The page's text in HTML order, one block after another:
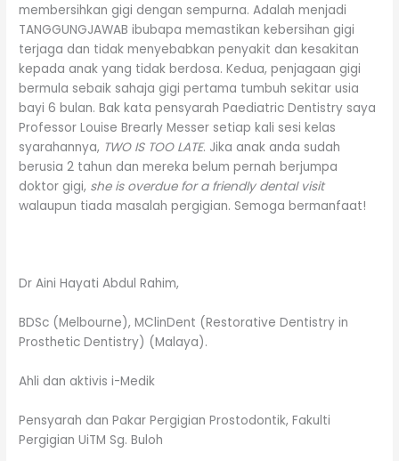
membersihkan gigi dengan sempurna. Adalah menjadi
TANGGUNGJAWAB ibubapa memastikan kebersihan gigi
terjaga dan tidak menyebabkan penyakit dan kesakitan
kepada anak yang tidak berdosa. Kedua, penjagaan gigi
bermula sebaik sahaja gigi pertama tumbuh sekitar usia
bayi 6 bulan. Bak kata pensyarah Paediatric Dentistry saya
Professor Louise Brearly Messer setiap kali sesi kelas
syarahannya, TWO IS TOO LATE. Jika anak anda sudah
berusia 2 tahun dan mereka belum pernah berjumpa
doktor gigi, she is overdue for a friendly dental visit
walaupun tiada masalah pergigian. Semoga bermanfaat!
Dr Aini Hayati Abdul Rahim,
BDSc (Melbourne), MClinDent (Restorative Dentistry in
Prosthetic Dentistry) (Malaya).
Ahli dan aktivis i-Medik
Pensyarah dan Pakar Pergigian Prostodontik, Fakulti
Pergigian UiTM Sg. Buloh